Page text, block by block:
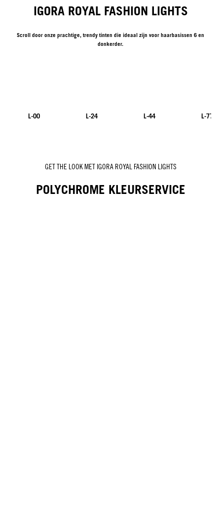
IGORA ROYAL FASHION LIGHTS
Scroll door onze prachtige, trendy tinten die ideaal zijn voor haarbasissen 6 en
donkerder.
L-00 L-24 L-44 L-77
GET THE LOOK MET IGORA ROYAL FASHION LIGHTS
POLYCHROME KLEURSERVICE